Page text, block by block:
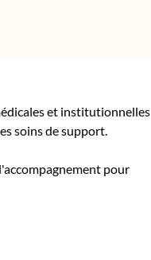
et institutionnelles
soins de support.
pour